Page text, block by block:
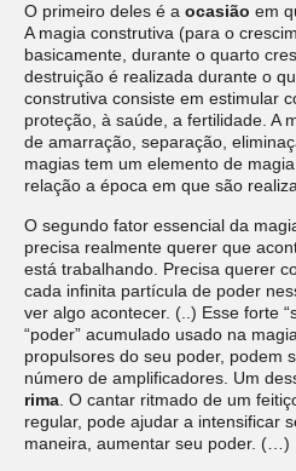
O primeiro deles é a ocasião em
A magia construtiva (para o
basicamente, durante o quarto
destruição é realizada durante o
construtiva consiste em estimular
proteção, à saúde, a fertilidade. A
de amarração, separação,
magias tem um elemento de
relação a época em que são
O segundo fator essencial da
precisa realmente querer que
está trabalhando. Precisa querer
cada infinita partícula de poder
ver algo acontecer. (..) Esse forte
“poder” acumulado usado na
propulsores do seu poder, podem
número de amplificadores. Um
rima . O cantar ritmado de um
regular, pode ajudar a intensificar
maneira, aumentar seu poder. (…)